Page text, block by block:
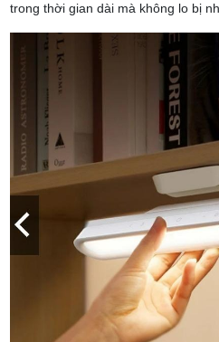
trong thời gian dài mà không lo bị